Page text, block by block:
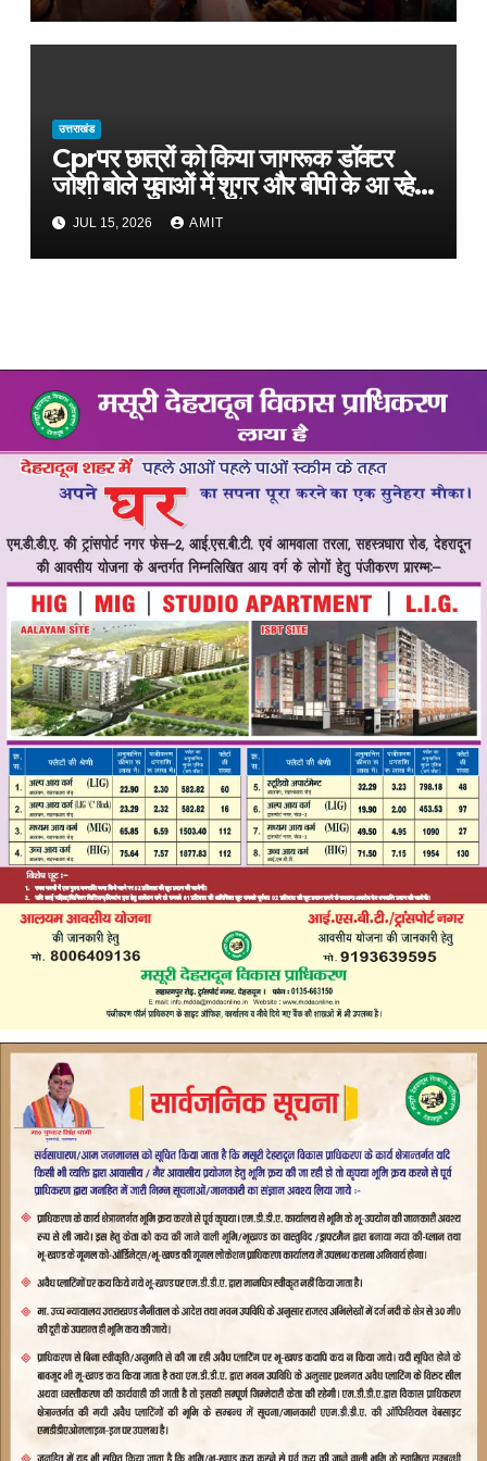
उत्तराखंड
Cprपर छात्रों को किया जागरूक डॉक्टर
जोशी बोले युवाओं में शुगर और बीपी के आ रहे
मामले, फास्ट फूड से रहे दूर
JUL 15, 2026 AMIT